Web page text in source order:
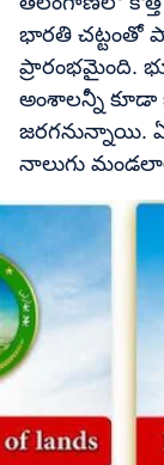
భారతి చట్టంతో
ప్రారంభమైంది.
అంశాలన్నీ
జరగనున్నాయి.
నాలుగు